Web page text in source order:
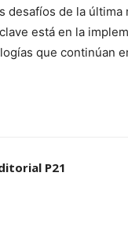
desafíos de la
está en la
que continúan
P21